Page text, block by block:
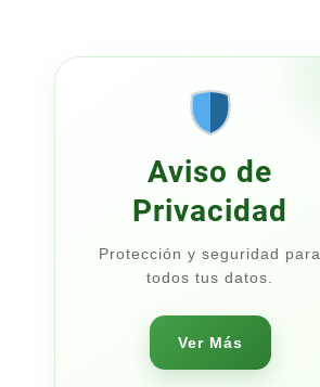
$47.50
Aviso de
Privacidad
Protección y seguridad para
todos tus datos.
Ver Más